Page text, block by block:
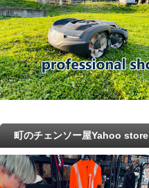
町のチェンソー屋Yahoo store